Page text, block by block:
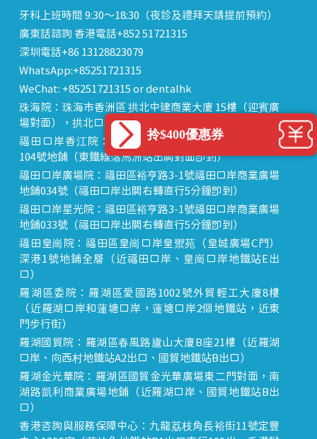
牙科上班時間 9:30～18:30（夜診及禮拜天請提前預約）
廣東話諮詢 香港電話+852 51721315
深圳電話+86 13128823079
WhatsApp:+85251721315
WeChat: +85251721315 or dentalhk
珠海院：珠海市香洲區 拱北中建商業大廈 15樓（迎賓廣
場對面），拱北口岸步行8分鐘直達
福田口岸香江院：福田區福田口岸正對面，海悅華城
104號地鋪（東鐵線落馬洲站出關對面即到）
福田口岸廣場院：福田區裕亨路3-1號福田口岸商業廣場
地鋪034號（福田口岸出關右轉直行5分鐘即到）
福田口岸星光院：福田區裕亨路3-1號福田口岸商業廣場
地鋪033號（福田口岸出關右轉直行5分鐘即到）
福田皇崗院：福田區皇崗口岸皇禦苑（皇城廣場C門）
深港1號地鋪全層（近福田口岸、皇崗口岸地鐵站E出
口）
羅湖區委院：羅湖區愛國路1002號外貿輕工大廈8樓
（近羅湖口岸和蓮塘口岸，蓮塘口岸2個地鐵站，近東
門步行街）
羅湖國貿院：羅湖區春風路廬山大廈B座21樓（近羅湖
口岸、向西村地鐵站A2出口、國貿地鐵站B出口）
羅湖金光華院：羅湖區國貿金光華廣場東二門對面，南
湖路凱利商業廣場地鋪（近羅湖口岸、國貿地鐵站B出
口）
香港咨詢與服務保障中心：九龍荔枝角長裕街11號定豐
拎$400優惠券